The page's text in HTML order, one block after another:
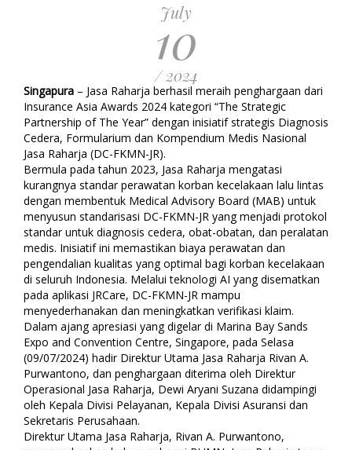
July
10
/ 2024
Singapura – Jasa Raharja berhasil meraih penghargaan dari
Insurance Asia Awards 2024 kategori “The Strategic
Partnership of The Year” dengan inisiatif strategis Diagnosis
Cedera, Formularium dan Kompendium Medis Nasional
Jasa Raharja (DC-FKMN-JR).
Bermula pada tahun 2023, Jasa Raharja mengatasi
kurangnya standar perawatan korban kecelakaan lalu lintas
dengan membentuk Medical Advisory Board (MAB) untuk
menyusun standarisasi DC-FKMN-JR yang menjadi protokol
standar untuk diagnosis cedera, obat-obatan, dan peralatan
medis. Inisiatif ini memastikan biaya perawatan dan
pengendalian kualitas yang optimal bagi korban kecelakaan
di seluruh Indonesia. Melalui teknologi AI yang disematkan
pada aplikasi JRCare, DC-FKMN-JR mampu
menyederhanakan dan meningkatkan verifikasi klaim.
Dalam ajang apresiasi yang digelar di Marina Bay Sands
Expo and Convention Centre, Singapore, pada Selasa
(09/07/2024) hadir Direktur Utama Jasa Raharja Rivan A.
Purwantono, dan penghargaan diterima oleh Direktur
Operasional Jasa Raharja, Dewi Aryani Suzana didampingi
oleh Kepala Divisi Pelayanan, Kepala Divisi Asuransi dan
Sekretaris Perusahaan.
Direktur Utama Jasa Raharja, Rivan A. Purwantono,